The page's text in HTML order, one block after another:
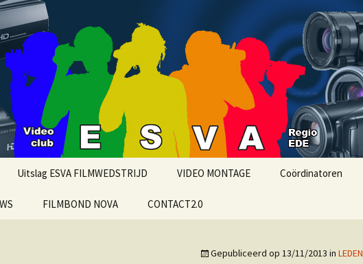
Ede
Uitslag ESVA FILMWEDSTRIJD VIDEO MONTAGE
MAGIX VIDEO
Coördinatoren
FILMBOND NOVA CONTACT2.0
Gepubliceerd op 13/11/2013 in LEDEN